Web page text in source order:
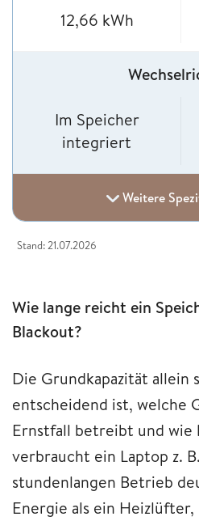
12,66 kWh
Im Speicher
integriert
Weitere
Stand: 21.07.2026
Wie lange reicht ein
Blackout?
Die Grundkapazität allein
entscheidend ist, welche
Ernstfall betreibt und wie
verbraucht ein Laptop z.
stundenlangen Betrieb
Energie als ein